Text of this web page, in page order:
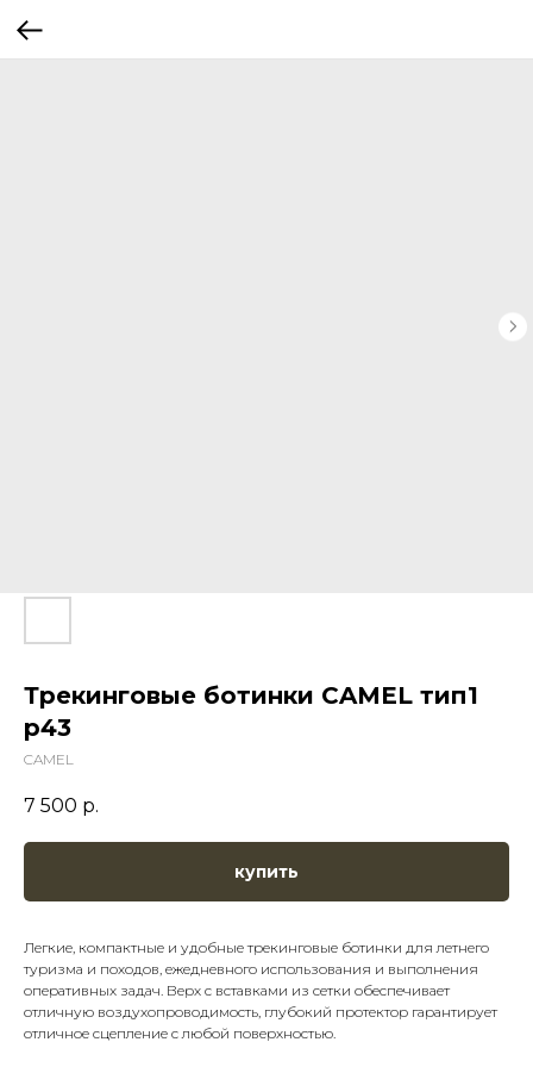
Трекинговые ботинки CAMEL тип1
р43
CAMEL
7 500 р.
купить
Легкие, компактные и удобные трекинговые ботинки для летнего
туризма и походов, ежедневного использования и выполнения
оперативных задач. Верх с вставками из сетки обеспечивает
отличную воздухопроводимость, глубокий протектор гарантирует
отличное сцепление с любой поверхностью.